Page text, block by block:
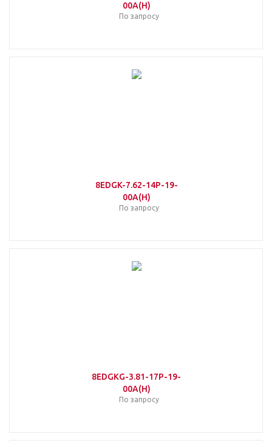
00A(H)
По запросу
8EDGK-7.62-14P-19-
00A(H)
По запросу
8EDGKG-3.81-17P-19-
00A(H)
По запросу